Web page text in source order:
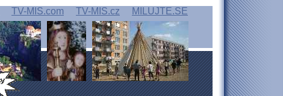
TV-MIS.com TV-MIS.cz MILUJTE.SE